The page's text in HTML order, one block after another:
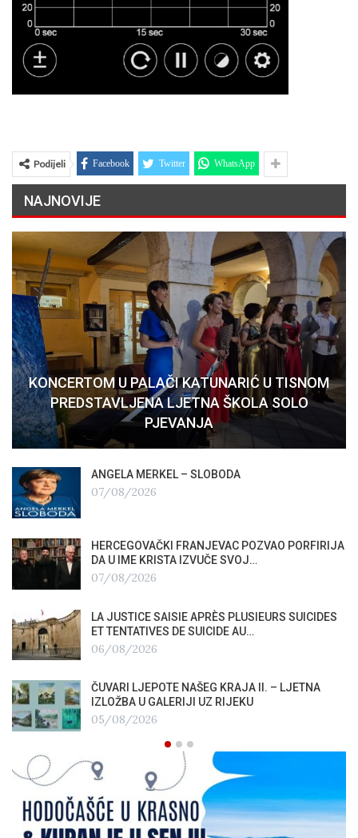
Podijeli Facebook Twitter WhatsApp
NAJNOVIJE
KONCERTOM U PALAČI KATUNARIĆ U TISNOM
PREDSTAVLJENA LJETNA ŠKOLA SOLO
PJEVANJA
ANGELA MERKEL – SLOBODA
07/08/2026
HERCEGOVAČKI FRANJEVAC POZVAO PORFIRIJA
DA U IME KRISTA IZVUČE SVOJ…
07/08/2026
LA JUSTICE SAISIE APRÈS PLUSIEURS SUICIDES
ET TENTATIVES DE SUICIDE AU…
06/08/2026
ČUVARI LJEPOTE NAŠEG KRAJA II. – LJETNA
IZLOŽBA U GALERIJI UZ RIJEKU
05/08/2026